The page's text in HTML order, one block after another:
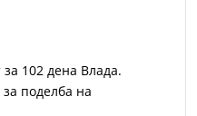
102 дена Влада.
поделба на